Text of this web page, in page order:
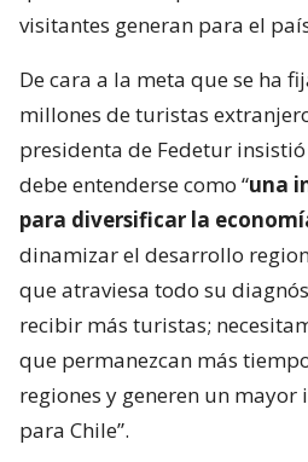
visitantes generan para el
De cara a la meta que se ha
millones de turistas
presidenta de Fedetur
debe entenderse como “una
para diversificar la
dinamizar el desarrollo
que atraviesa todo su
recibir más turistas;
que permanezcan más
regiones y generen un mayor
para Chile”.